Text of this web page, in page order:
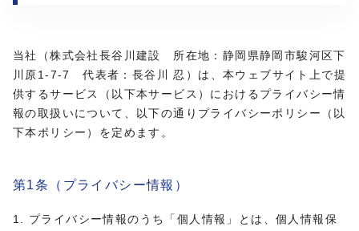
当社（株式会社長谷川建設 所在地：静岡県静岡市駿河区下
川原1-7-7 代表者：長谷川 忍）は、本ウェブサイト上で提
供するサービス（以下本サービス）におけるプライバシー情
報の取扱いについて、以下の通りプライバシーポリシー（以
下本ポリシー）を定めます。
第1条（プライバシー情報）
プライバシー情報のうち「個人情報」とは、個人情報保